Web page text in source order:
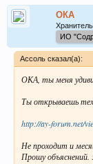
ОКА
Хранитель
ИО
Ассоль сказал(а):
ОКА, ты меня
Ты открываешь
http://ay-forum.net/
Не проходит и
Прошу объяснений.